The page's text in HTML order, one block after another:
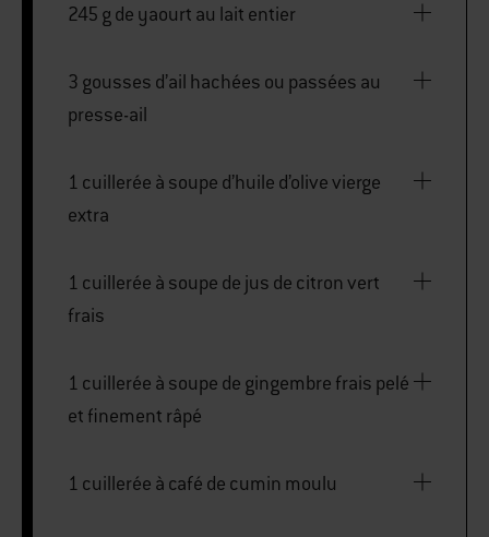
245 g de yaourt au lait entier
3 gousses d’ail hachées ou passées au
presse-ail
1 cuillerée à soupe d’huile d’olive vierge
extra
1 cuillerée à soupe de jus de citron vert
frais
1 cuillerée à soupe de gingembre frais pelé
et finement râpé
1 cuillerée à café de cumin moulu